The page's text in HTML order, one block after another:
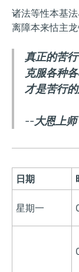
诸法等性本基
离障本来怙主
真正的苦
克服各种
才是苦行的
--大恩上
日期
星期一